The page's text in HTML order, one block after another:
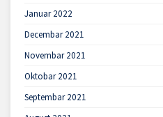
Januar 2022
Decembar 2021
Novembar 2021
Oktobar 2021
Septembar 2021